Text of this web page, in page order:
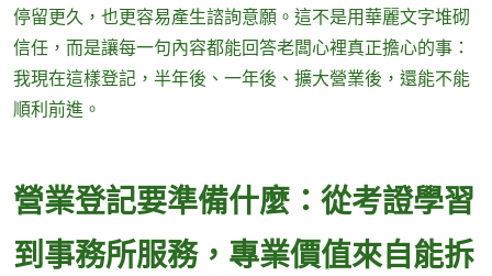
停留更久，也更容易產生諮詢意願。這不是用華麗文字堆砌
信任，而是讓每一句內容都能回答老闆心裡真正擔心的事：
我現在這樣登記，半年後、一年後、擴大營業後，還能不能
順利前進。
營業登記要準備什麼：從考證學習
到事務所服務，專業價值來自能拆